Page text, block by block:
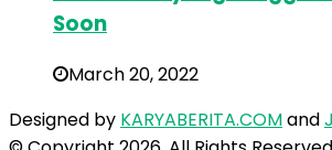
Soon
March 20, 2022
Designed by KARYABERITA.COMand